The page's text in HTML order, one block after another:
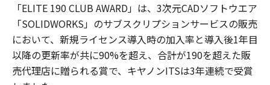
「ELITE 190 CLUB AWARD」は、3次元CADソフトウエア
「SOLIDWORKS」のサブスクリプションサービスの販売
において、新規ライセンス導入時の加入率と導入後1年目
以降の更新率が共に90%を超え、合計が190を超えた販
売代理店に贈られる賞で、キヤノンITSは3年連続で受賞